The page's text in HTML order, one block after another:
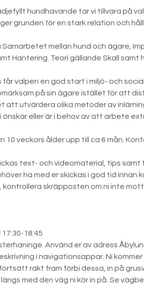
hundhavande tar vi tillvara på
grunden för en stark relation och
mellan hund och ägare,
Hantering. Teori gällande Skall samt
valpen en god start i miljö- och
på sin ägare istället för att
att utvärdera olika metoder av
eller är i behov av att arbete
10 veckors ålder upp till ca 6 mån.
text- och videomaterial, tips samt
ha med er skickas i god tid innan
skräpposten om ni inte
17:30-18:45
Använd er av adress
i navigationsappar. Ni
rakt fram förbi dessa, in på
med den väg ni kör in på. Se